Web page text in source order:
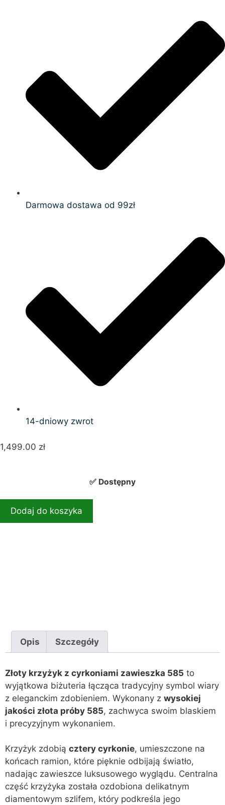
Darmowa dostawa od 99zł
14-dniowy zwrot
1,499.00 zł
✅ Dostępny
Dodaj do koszyka
Opis Szczegóły
Złoty krzyżyk z cyrkoniami zawieszka 585 to
wyjątkowa biżuteria łącząca tradycyjny symbol wiary
z eleganckim zdobieniem. Wykonany z wysokiej
jakości złota próby 585, zachwyca swoim blaskiem
i precyzyjnym wykonaniem.
Krzyżyk zdobią cztery cyrkonie, umieszczone na
końcach ramion, które pięknie odbijają światło,
nadając zawieszce luksusowego wyglądu. Centralna
część krzyżyka została ozdobiona delikatnym
diamentowym szlifem, który podkreśla jego